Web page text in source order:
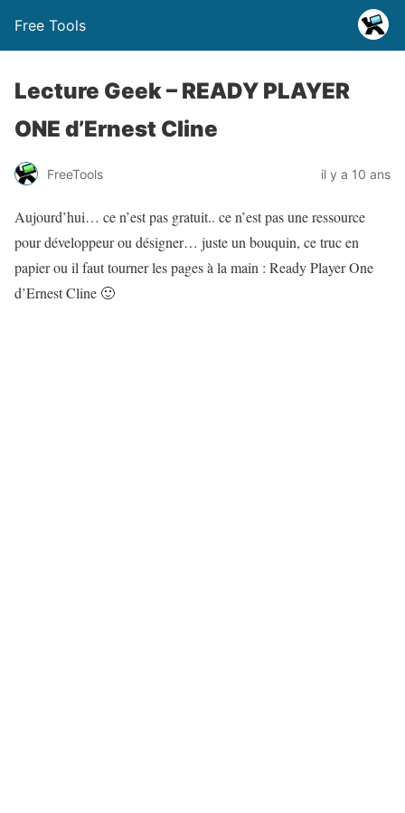
Free Tools
Lecture Geek – READY PLAYER
ONE d’Ernest Cline
FreeTools il y a 10 ans
Aujourd’hui… ce n’est pas gratuit.. ce n’est pas une ressource
pour développeur ou désigner… juste un bouquin, ce truc en
papier ou il faut tourner les pages à la main : Ready Player One
d’Ernest Cline 🙂